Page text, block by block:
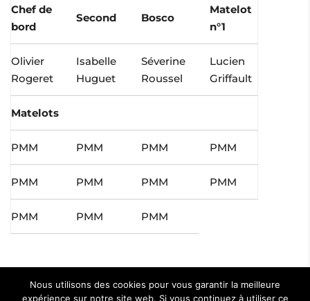
Chef de
bord
Second Bosco
Matelot
n°1
Olivier
Rogeret
Isabelle
Huguet
Séverine
Roussel
Lucien
Griffault
Matelots
PMM PMM PMM PMM
PMM PMM PMM PMM
PMM PMM PMM
Nous utilisons des cookies pour vous garantir la meilleure
expérience sur notre site web. Si vous continuez à utiliser ce